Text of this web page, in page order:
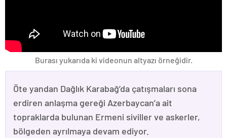
Burası yukarıda ki videonun altyazı örneğidir.
Öte yandan Dağlık Karabağ’da çatışmaları sona
erdiren anlaşma gereği Azerbaycan’a ait
topraklarda bulunan Ermeni siviller ve askerler,
bölgeden ayrılmaya devam ediyor.